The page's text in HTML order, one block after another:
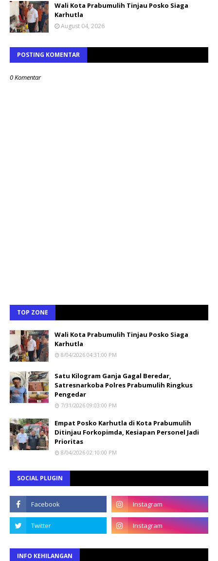
Wali Kota Prabumulih Tinjau Posko Siaga
Karhutla
August 04, 2026
POSTING KOMENTAR
0 Komentar
TOP ZONE
Wali Kota Prabumulih Tinjau Posko Siaga
Karhutla
8/04/2026 04:31:00 PM
Satu Kilogram Ganja Gagal Beredar,
Satresnarkoba Polres Prabumulih Ringkus
Pengedar
7/31/2026 09:03:00 PM
Empat Posko Karhutla di Kota Prabumulih
Ditinjau Forkopimda, Kesiapan Personel Jadi
Prioritas
8/04/2026 02:10:00 PM
SOCIAL PLUGIN
INFO KEHILANGAN